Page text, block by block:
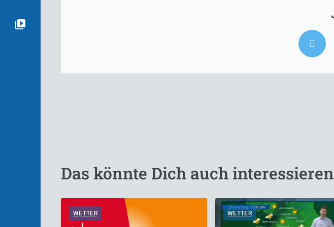
Das könnte Dich auch interessieren
WETTER WETTER